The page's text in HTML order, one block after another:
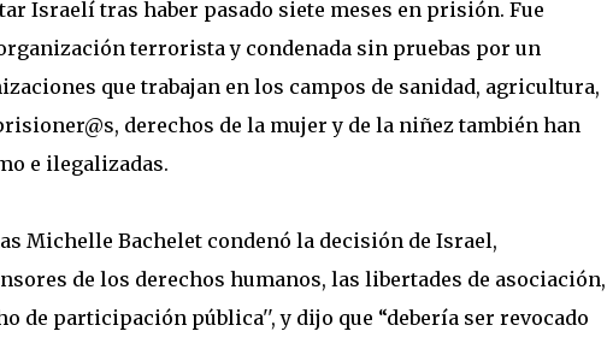
Israelí tras haber pasado siete meses en prisión. Fue
terrorista y condenada sin pruebas por un
que trabajan en los campos de sanidad, agricultura,
derechos de la mujer y de la niñez también han
e ilegalizadas.
Michelle Bachelet condenó la decisión de Israel,
de los derechos humanos, las libertades de asociación,
de participación pública'', y dijo que “debería ser revocado